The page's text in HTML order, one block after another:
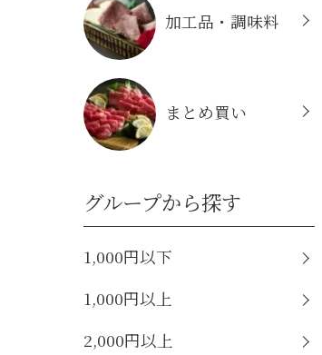
加工品・調味料
まとめ買い
グループから探す
1,000円以下
1,000円以上
2,000円以上